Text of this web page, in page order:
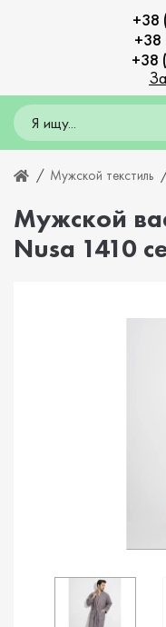
+38
+38
+38
Мужской текстиль
Мужской
Nusa 1410